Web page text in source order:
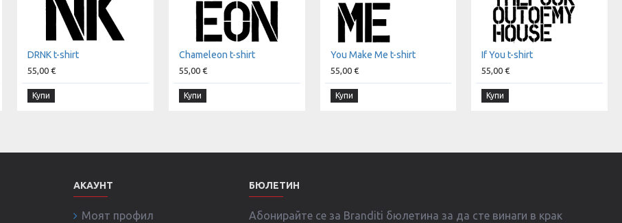
DRNK t-shirt
55,00 €
Купи
Chameleon t-shirt
55,00 €
Купи
You Make Me t-shirt
55,00 €
Купи
If You t-shirt
55,00 €
Купи
АКАУНТ
Моят профил
БЮЛЕТИН
Абонирайте се за Branditi бюлетина за да сте винаги в крак